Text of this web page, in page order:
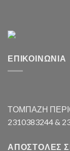
ΕΠΙΚΟΙΝΩΝΊΑ
ΤΟΜΠΑΖΗ
2310383244 &
ΑΠΟΣΤΟΛΈΣ